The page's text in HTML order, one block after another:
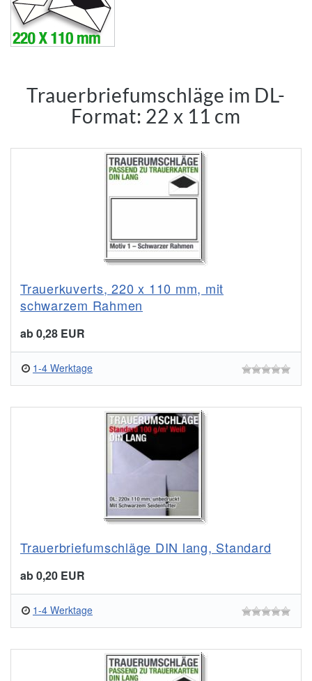
Trauerbriefumschläge im DL-
Format: 22 x 11 cm
Trauerkuverts, 220 x 110 mm, mit
schwarzem Rahmen
ab 0,28 EUR
1-4 Werktage
Trauerbriefumschläge DIN lang, Standard
ab 0,20 EUR
1-4 Werktage